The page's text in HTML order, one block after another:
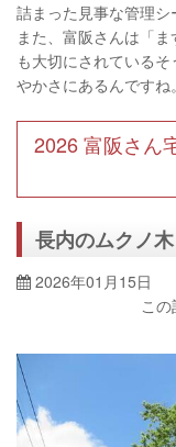
詰まった見事な管理シ
また、富阪さんは「
も大切にされている
やかさにあるんですね
2026 富阪さん
長内のムクノ木
2026年01月15日
こ